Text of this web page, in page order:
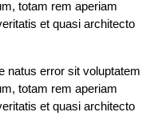
totam rem aperiam
et quasi architecto
natus error sit voluptatem
totam rem aperiam
et quasi architecto